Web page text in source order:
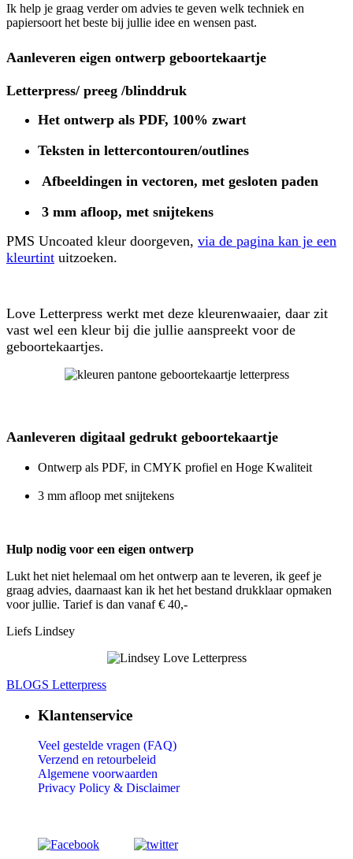
Ik help je graag verder om advies te geven welk techniek en
papiersoort het beste bij jullie idee en wensen past.
Aanleveren eigen ontwerp geboortekaartje
Letterpress/ preeg /blinddruk
Het ontwerp als PDF, 100% zwart
Teksten in lettercontouren/outlines
Afbeeldingen in vectoren, met gesloten paden
3 mm afloop, met snijtekens
PMS Uncoated kleur doorgeven, via de pagina kan je een
kleurtint uitzoeken.
Love Letterpress werkt met deze kleurenwaaier, daar zit
vast wel een kleur bij die jullie aanspreekt voor de
geboortekaartjes.
Aanleveren digitaal gedrukt geboortekaartje
Ontwerp als PDF, in CMYK profiel en Hoge Kwaliteit
3 mm afloop met snijtekens
Hulp nodig voor een eigen ontwerp
Lukt het niet helemaal om het ontwerp aan te leveren, ik geef je
graag advies, daarnaast kan ik het het bestand drukklaar opmaken
voor jullie. Tarief is dan vanaf € 40,-
Liefs Lindsey
BLOGS Letterpress
Klantenservice
Veel gestelde vragen (FAQ)
Verzend en retourbeleid
Algemene voorwaarden
Privacy Policy & Disclaimer